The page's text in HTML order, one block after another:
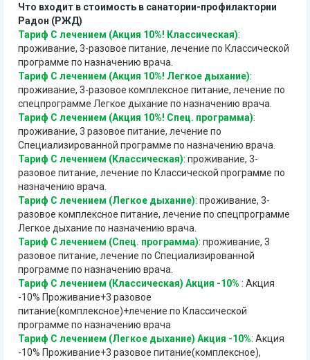
Что входит в стоимость в санатории-профилактории
Радон (РЖД)
Тариф С лечением (Акция 10%! Классическая):
проживание, 3-разовое питание, лечение по Классической
программе по назначению врача.
Тариф С лечением (Акция 10%! Легкое дыхание):
проживание, 3-разовое комплексное питание, лечение по
спецпрограмме Легкое дыхание по назначению врача.
Тариф С лечением (Акция 10%! Спец. программа):
проживание, 3 разовое питание, лечение по
Специализированной программе по назначению врача.
Тариф С лечением (Классическая): проживание, 3-
разовое питание, лечение по Классической программе по
назначению врача.
Тариф С лечением (Легкое дыхание): проживание, 3-
разовое комплексное питание, лечение по спецпрограмме
Легкое дыхание по назначению врача.
Тариф С лечением (Спец. программа): проживание, 3
разовое питание, лечение по Специализированной
программе по назначению врача.
Тариф С лечением (Классическая) Акция -10% : Акция
-10% Проживание+3 разовое
питание(комплексное)+лечение по Классической
программе по назначению врача
Тариф С лечением (Легкое дыхание) Акция -10%: Акция
-10% Проживание+3 разовое питание(комплексное),